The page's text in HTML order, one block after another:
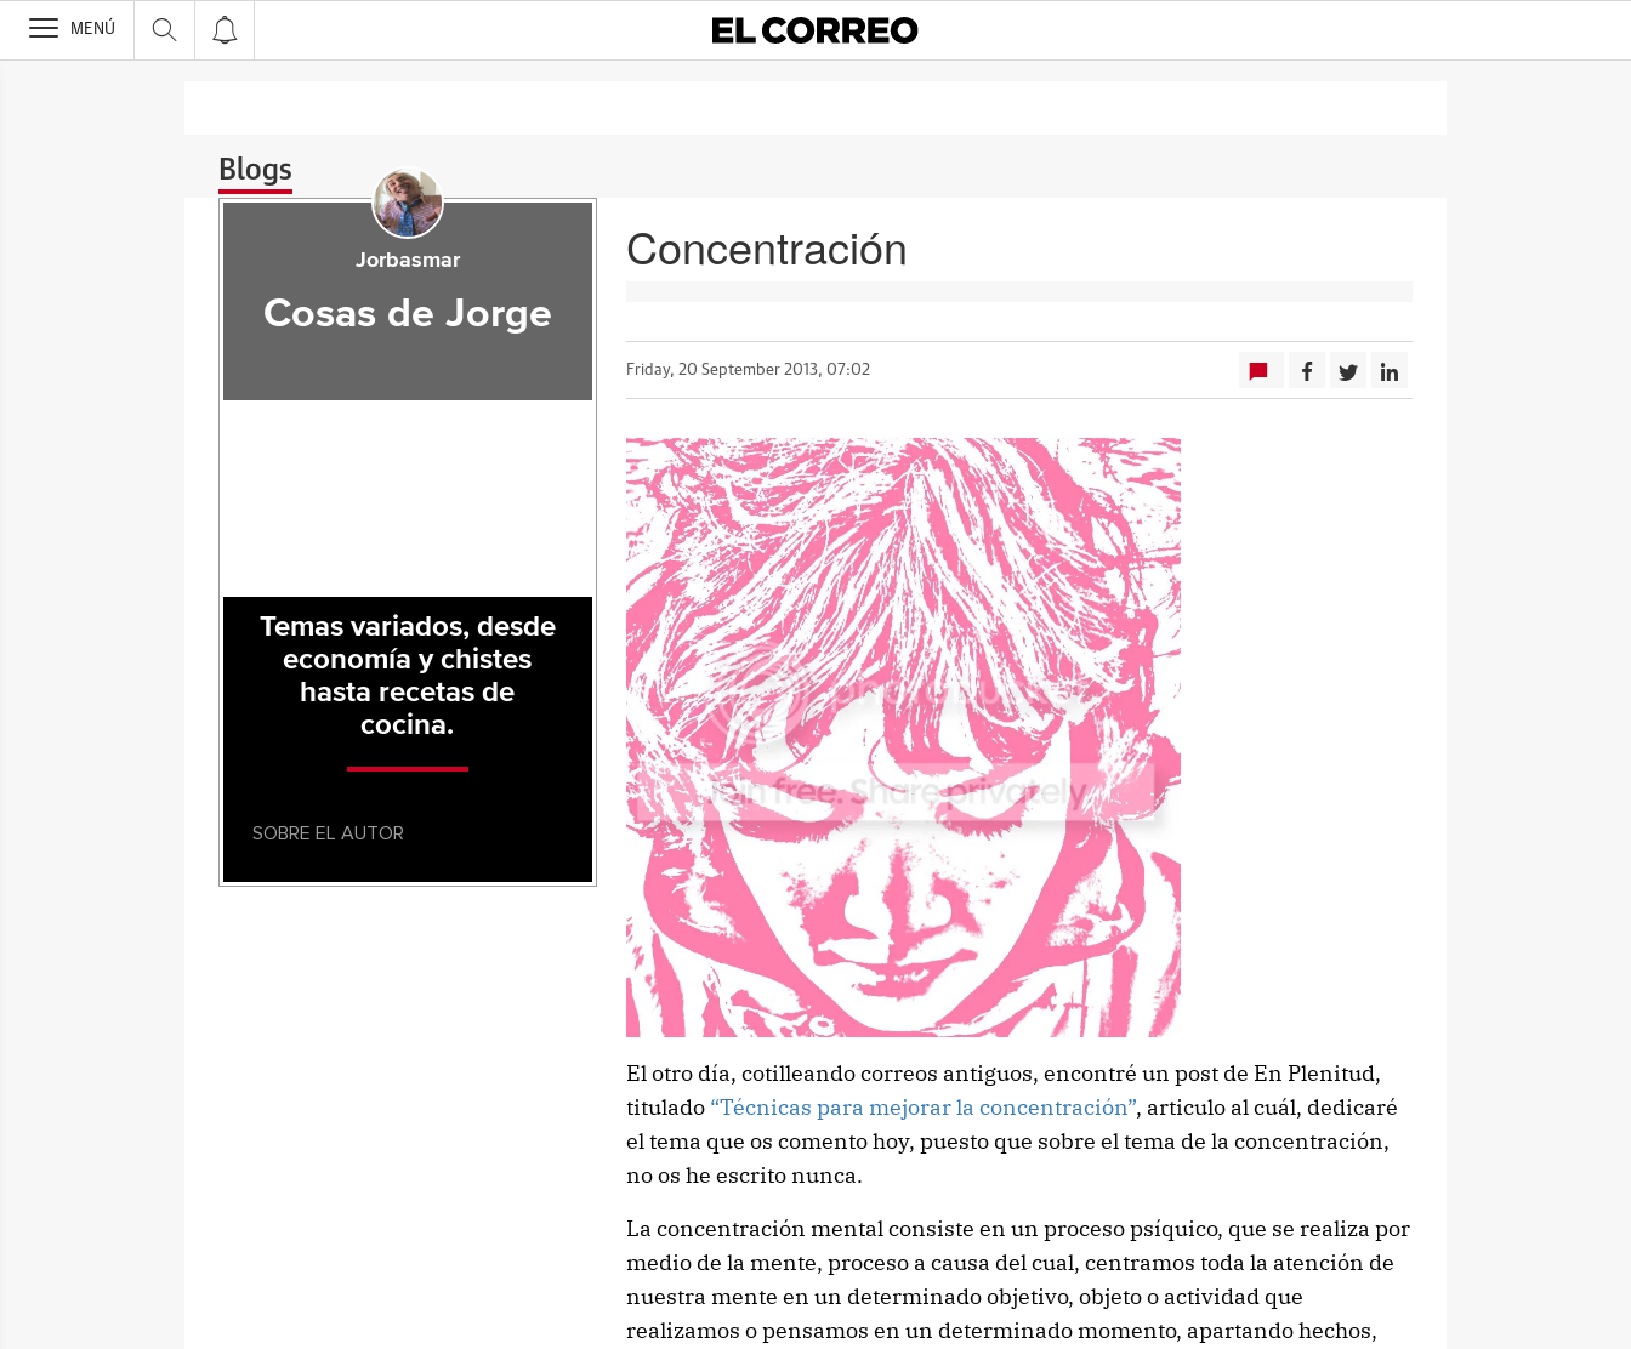
>
MENÚ
Blogs
Concentración
Friday, 20 September 2013, 07:02
El otro día, cotilleando correos antiguos, encontré un post de En Plenitud,
titulado “Técnicas para mejorar la concentración”, articulo al cuál, dedicaré
el tema que os comento hoy, puesto que sobre el tema de la concentración,
no os he escrito nunca.
La concentración mental consiste en un proceso psíquico, que se realiza por
medio de la mente, proceso a causa del cual, centramos toda la atención de
nuestra mente en un determinado objetivo, objeto o actividad que
realizamos o pensamos en un determinado momento, apartando hechos,
Jorbasmar
Cosas de Jorge
Temas variados, desde
economía y chistes
hasta recetas de
cocina.
SOBRE EL AUTOR